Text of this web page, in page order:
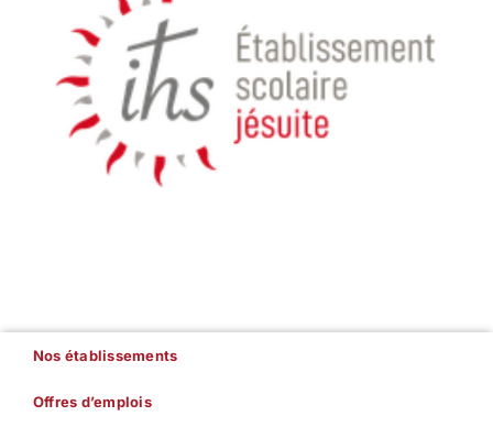
Nos établissements
Offres d’emplois